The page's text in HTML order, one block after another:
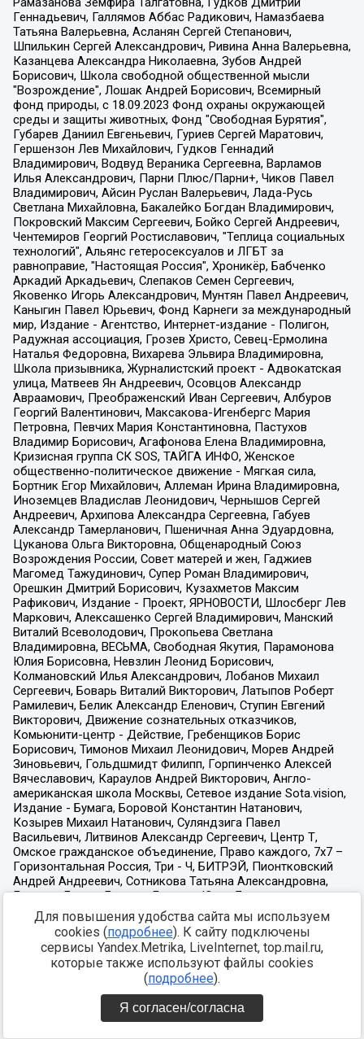
Для повышения удобства сайта мы используем
cookies (подробнее). К сайту подключены
сервисы Yandex.Metrika, LiveInternet, top.mail.ru,
которые также используют файлы cookies
(подробнее).
Я согласен/согласна